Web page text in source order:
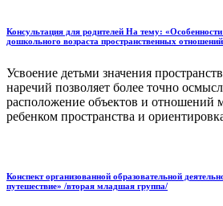
Консультация для родителей На тему:
дошкольного возраста пространственных
Усвоение детьми значения
наречий позволяет более точно
расположение объектов и
ребенком пространства и
Конспект организованной образовательной
путешествие» /вторая младшая группа/